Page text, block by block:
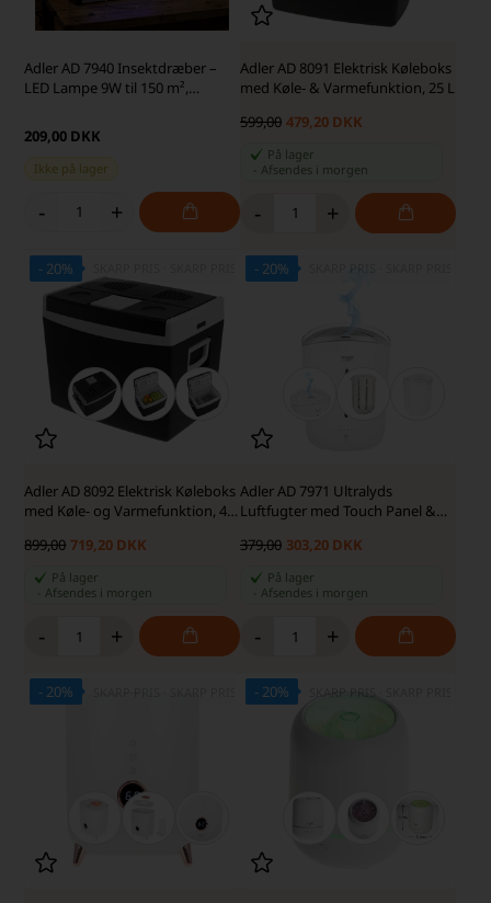
Adler AD 7940 Insektdræber –
LED Lampe 9W til 150 m²,
209,00 DKK
Ikke på lager
- +
Adler AD 8091 Elektrisk Køleboks
med Køle- & Varmefunktion, 25 L
599,00 479,20 DKK
På lager
Afsendes i morgen
- +
- 20%
Adler AD 8092 Elektrisk Køleboks
med Køle- og Varmefunktion, 40
899,00 719,20 DKK
På lager
-Afsendes i morgen
- +
- 20%
Adler AD 7971 Ultralyds
Luftfugter med Touch Panel &
Hvid
379,00 303,20 DKK
På lager
Afsendes i morgen
- +
- 20% - 20% SKARP PRIS · SKARP PRIS